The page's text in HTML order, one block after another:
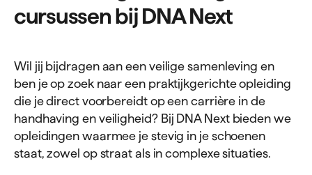
cur­sussen bij DNANext
Wil jij bijdragen aan een veilige samenleving en
ben je op zoek naar een praktijkgerichte opleiding
die je direct voorbereidt op een carrière in de
handhaving en veiligheid? Bij DNA Next bieden we
opleidingen waarmee je stevig in je schoenen
staat, zowel op straat als in complexe situaties.